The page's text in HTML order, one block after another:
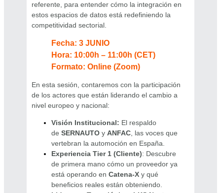
referente, para entender cómo la integración en
estos espacios de datos está redefiniendo la
competitividad sectorial.
Fecha: 3 JUNIO
Hora: 10:00h – 11:00h (CET)
Formato: Online (Zoom)
En esta sesión, contaremos con la participación
de los actores que están liderando el cambio a
nivel europeo y nacional:
Visión Institucional: El respaldo
de SERNAUTO y ANFAC , las voces que
vertebran la automoción en España.
Experiencia Tier 1 (Cliente): Descubre
de primera mano cómo un proveedor ya
está operando en Catena-X y qué
beneficios reales están obteniendo.